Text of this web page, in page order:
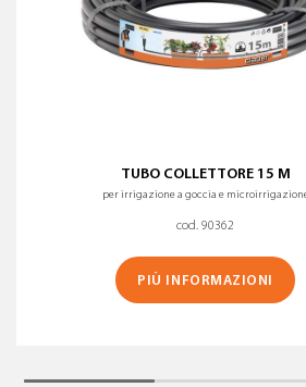
TUBO COLLETTORE 15 M
per irrigazione a goccia e
cod. 90362
PIÙ INFORMAZIONI